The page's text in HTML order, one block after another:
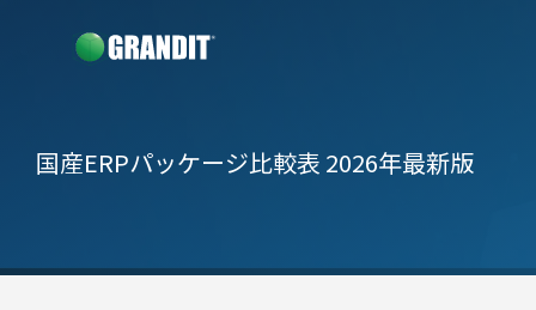
国産ERPパッケージ比較表 2026年最新版